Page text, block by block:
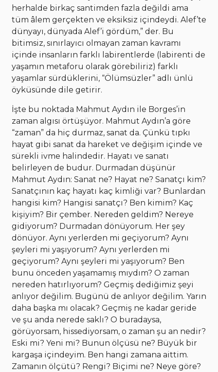
herhalde birkaç santimden fazla değildi ama
tüm âlem gerçekten ve eksiksiz içindeydi. Alef’te
dünyayı, dünyada Alef’i gördüm,” der. Bu
bitimsiz, sınırlayıcı olmayan zaman kavramı
içinde insanların farklı labirentlerde (labirenti de
yaşamın metaforu olarak görebiliriz) farklı
yaşamlar sürdüklerini, “Ölümsüzler” adlı ünlü
öyküsünde dile getirir.
İşte bu noktada Mahmut Aydın ile Borges’in
zaman algısı örtüşüyor. Mahmut Aydın’a göre
“zaman” da hiç durmaz, sanat da. Çünkü tıpkı
hayat gibi sanat da hareket ve değişim içinde ve
sürekli ivme halindedir. Hayatı ve sanatı
belirleyen de budur. Durmadan düşünür
Mahmut Aydın: Sanat ne? Hayat ne? Sanatçı kim?
Sanatçının kaç hayatı kaç kimliği var? Bunlardan
hangisi kim? Hangisi sanatçı? Ben kimim? Kaç
kişiyim? Bir çember. Nereden geldim? Nereye
gidiyorum? Durmadan dönüyorum. Her şey
dönüyor. Aynı yerlerden mi geçiyorum? Aynı
şeyleri mi yaşıyorum? Aynı yerlerden mi
geçiyorum? Aynı şeyleri mi yaşıyorum? Ben
bunu önceden yaşamamış mıydım? O zaman
nereden hatırlıyorum? Geçmiş dediğimiz şeyi
anlıyor değilim. Bugünü de anlıyor değilim. Yarın
daha başka mı olacak? Geçmiş ne kadar geride
ve şu anda nerede saklı? O buradaysa,
görüyorsam, hissediyorsam, o zaman şu an nedir?
Eski mi? Yeni mi? Bunun ölçüsü ne? Büyük bir
kargaşa içindeyim. Ben hangi zamana aittim.
Zamanın ölçütü? Rengi? Biçimi ne? Neye göre?